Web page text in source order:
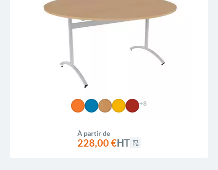
Prix, décroissant
Reference, Z to A
+8
À partir de
228,00 €HT